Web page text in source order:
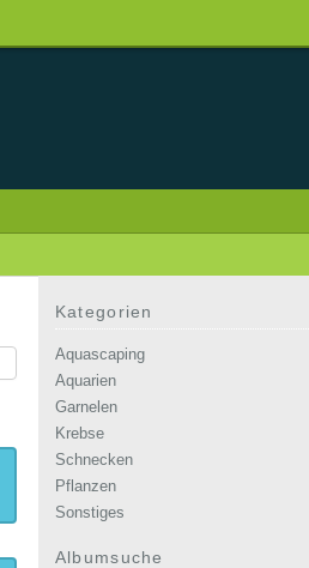
Kategorien
Aquascaping
Aquarien
Garnelen
Krebse
Schnecken
Pflanzen
Sonstiges
Albumsuche